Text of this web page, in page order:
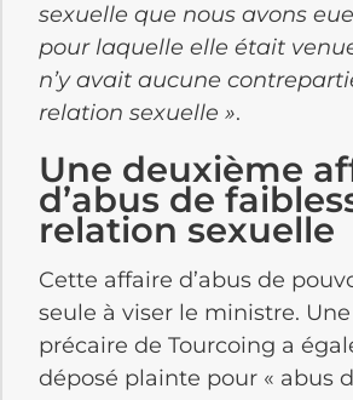
sexuelle que nous avons
pour laquelle elle était
n’y avait aucune
relation sexuelle ».
Une deuxième
d’abus de
relation sexuelle
Cette affaire d’abus de
seule à viser le ministre.
précaire de Tourcoing a
déposé plainte pour « abus